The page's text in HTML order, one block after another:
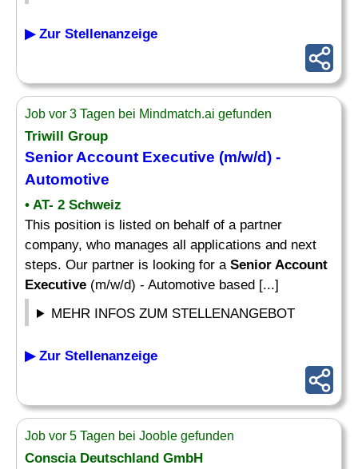
▶ Zur Stellenanzeige
Job vor 3 Tagen bei Mindmatch.ai gefunden
Triwill Group
Senior Account Executive (m/w/d) -
Automotive
• AT- 2 Schweiz
This position is listed on behalf of a partner
company, who manages all applications and next
steps. Our partner is looking for a Senior Account
Executive (m/w/d) - Automotive based [...]
MEHR INFOS ZUM STELLENANGEBOT
▶ Zur Stellenanzeige
Job vor 5 Tagen bei Jooble gefunden
Conscia Deutschland GmbH